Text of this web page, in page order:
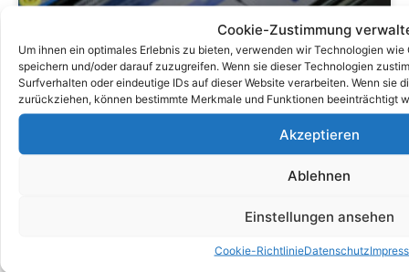
Cookie-Zustimmung
Um ihnen ein optimales Erlebnis zu bieten, verwenden wir Technologien
speichern und/oder darauf zuzugreifen. Wenn sie dieser Technologien
Surfverhalten oder eindeutige IDs auf dieser Website verarbeiten. Wenn sie
zurückziehen, können bestimmte Merkmale und Funktionen beeinträchtigt
Akzeptieren
Ablehnen
Einstellungen ansehen
Cookie-RichtlinieDatenschutz
Ein Leitfaden Zum Verständnis Des
DGUV V3 -Inspektionsanforderungen
Für Elektrische Geräte